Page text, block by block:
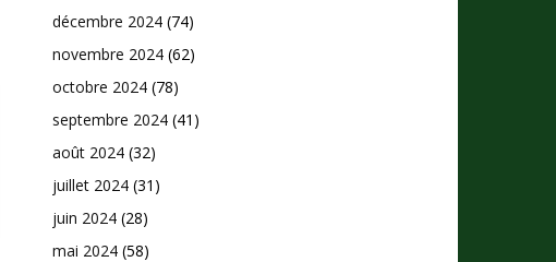
décembre 2024 (74)
novembre 2024 (62)
octobre 2024 (78)
septembre 2024 (41)
août 2024 (32)
juillet 2024 (31)
juin 2024 (28)
mai 2024 (58)